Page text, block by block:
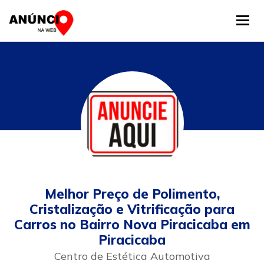
Melhor Preço de Polimento,
Cristalização e Vitrificação para
Carros no Bairro Nova Piracicaba em
Piracicaba
Centro de Estética Automotiva